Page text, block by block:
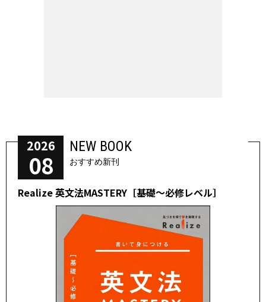
2026
08
NEW BOOK
おすすめ新刊
Realize 英文法MASTERY［基礎～必修レベル］